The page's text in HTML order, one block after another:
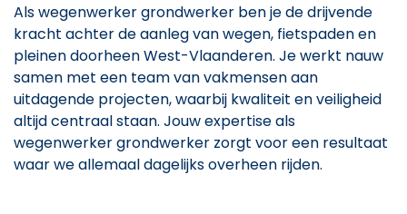
Als wegenwerker grondwerker ben je de drijvende
kracht achter de aanleg van wegen, fietspaden en
pleinen doorheen West-Vlaanderen. Je werkt nauw
samen met een team van vakmensen aan
uitdagende projecten, waarbij kwaliteit en veiligheid
altijd centraal staan. Jouw expertise als
wegenwerker grondwerker zorgt voor een resultaat
waar we allemaal dagelijks overheen rijden.